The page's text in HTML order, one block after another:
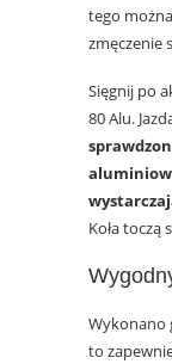
tego
zmęczenie
Sięgnij po
80 Alu.
Koła toczą
Wykonano
to